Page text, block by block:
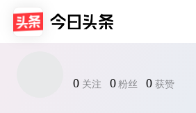
0 关注 0 粉丝 0 获赞